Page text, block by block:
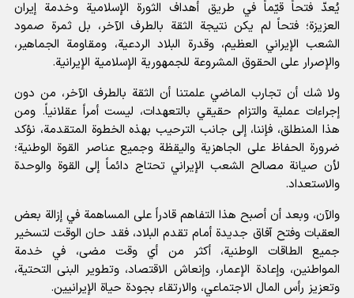
يُعدّ فتحاً قيّماً في طريق أهداف الثورة الإسلامية وخدمة إيران
العزيزة؛ فتحاً لم يكن نتيجة الثقة بالطرف الآخر، بل ثمرة صمود
الشعب الإيراني العظيم، وقدرة البلاد الردعية، ومقاومة الجماهير،
والإصرار على الحقوق المشروعة للجمهورية الإسلامية الإيرانية.
ولا شك أن تجارب الماضي علمتنا أن الثقة بالطرف الآخر، من دون
إجراءات عملية والتزام حقيقي بالتعهدات، ليست أمراً عقلانياً. ومن
هذا المنطلق، فإننا، إلى جانب الترحيب بهذه الخطوة المتقدمة، نؤكد
ضرورة الحفاظ على الجاهزية واليقظة وجميع عناصر القوة الوطنية؛
لأن صيانة مصالح الشعب الإيراني تحتاج دائماً إلى القوة والوحدة
والاستعداد.
والآن، وبعد أن أصبح هذا التفاهم قادراً على المساهمة في إزالة بعض
العقبات وفتح آفاق جديدة أمام تقدم البلاد، فقد حان الوقت لتسخير
جميع الطاقات الوطنية، أكثر من أي وقت مضى، في خدمة
المواطنين، وإعادة الإعمار، وإنعاش الاقتصاد، وتطوير البنى التحتية،
وتعزيز رأس المال الاجتماعي، والارتقاء بجودة حياة الإيرانيين.